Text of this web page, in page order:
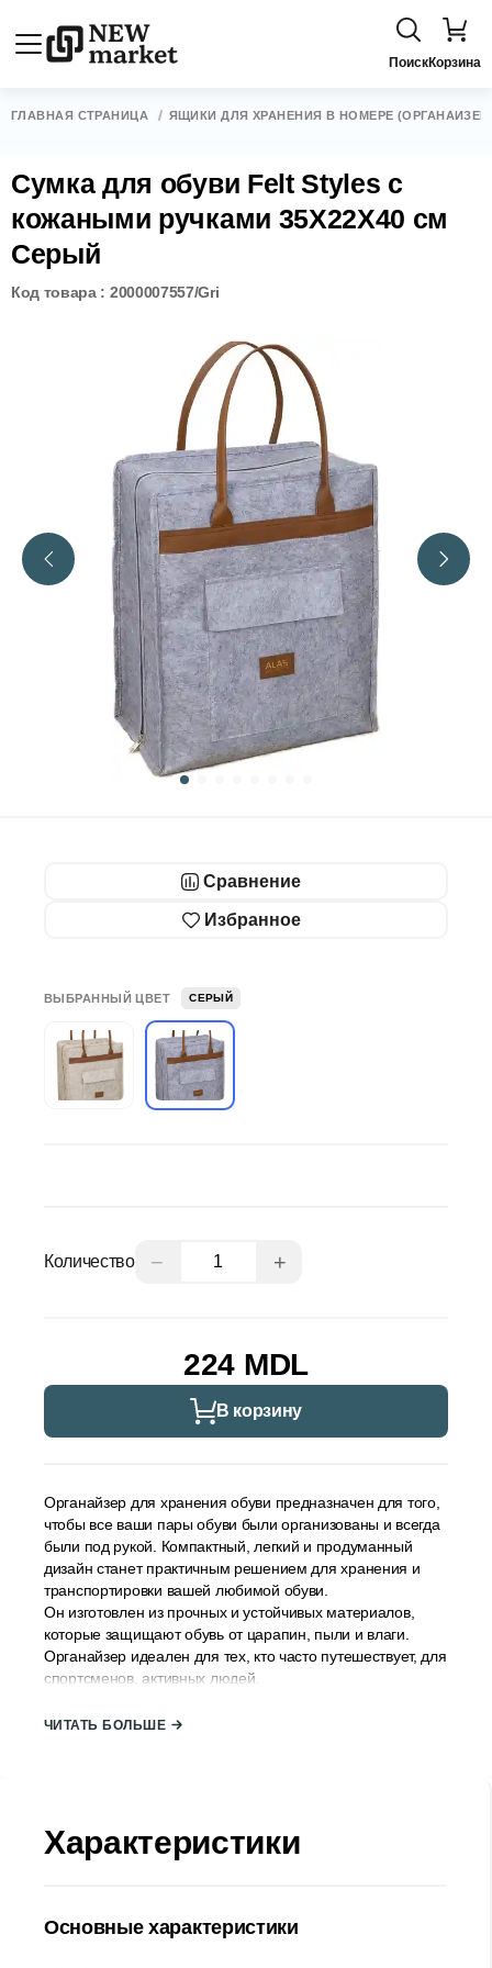
ПоискКорзина
ГЛАВНАЯ СТРАНИЦА ЯЩИКИ ДЛЯ ХРАНЕНИЯ В НОМЕРЕ
Сумка для обуви Felt Styles с
кожаными ручками 35X22X40 см
Серый
Код товара : 2000007557/Gri
Сравнение
Избранное
ВЫБРАННЫЙ ЦВЕТ СЕРЫЙ
Количество − +
224 MDL
В корзину
Органайзер для хранения обуви предназначен для того,
чтобы все ваши пары обуви были организованы и всегда
были под рукой. Компактный, легкий и продуманный
дизайн станет практичным решением для хранения и
транспортировки вашей любимой обуви.
Он изготовлен из прочных и устойчивых материалов,
которые защищают обувь от царапин, пыли и влаги.
Органайзер идеален для тех, кто часто путешествует, для
спортсменов, активных людей.
которых можно разместить туфли, ботинки, кроссовки
не перепутается во время транспортировки.
Количество отсеков: 6
ЧИТАТЬ БОЛЬШЕ
Характеристики
Основные характеристики